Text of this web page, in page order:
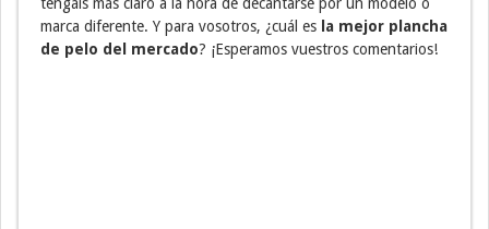
tengáis más claro a la hora de decantarse por un modelo o
marca diferente. Y para vosotros, ¿cuál es la mejor plancha
de pelo del mercado? ¡Esperamos vuestros comentarios!